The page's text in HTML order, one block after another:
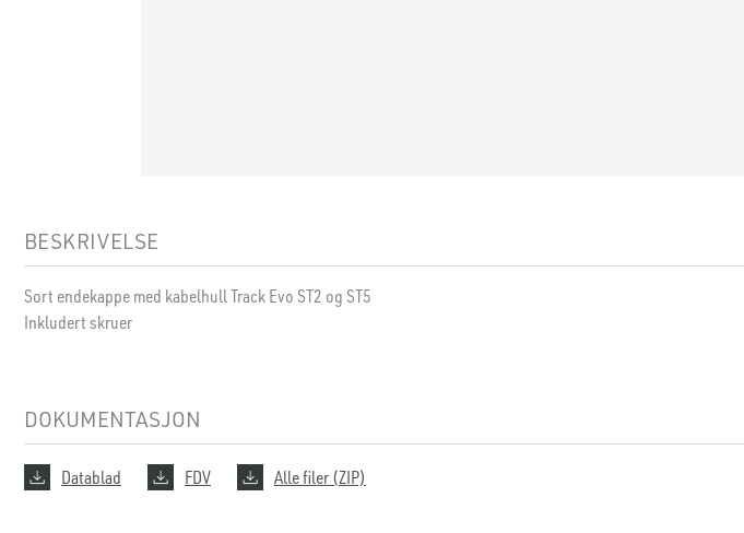
BESKRIVELSE
Sort endekappe med kabelhull Track Evo ST2 og ST5
Inkludert skruer
DOKUMENTASJON
Datablad FDV Alle filer (ZIP)